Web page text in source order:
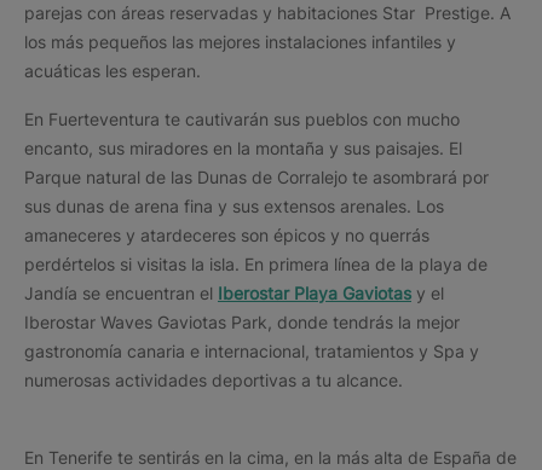
parejas con áreas reservadas y habitaciones Star Prestige. A
los más pequeños las mejores instalaciones infantiles y
acuáticas les esperan.
En Fuerteventura te cautivarán sus pueblos con mucho
encanto, sus miradores en la montaña y sus paisajes. El
Parque natural de las Dunas de Corralejo te asombrará por
sus dunas de arena fina y sus extensos arenales. Los
amaneceres y atardeceres son épicos y no querrás
perdértelos si visitas la isla. En primera línea de la playa de
Jandía se encuentran el Iberostar Playa Gaviotas y el
Iberostar Waves Gaviotas Park, donde tendrás la mejor
gastronomía canaria e internacional, tratamientos y Spa y
numerosas actividades deportivas a tu alcance.
En Tenerife te sentirás en la cima, en la más alta de España de